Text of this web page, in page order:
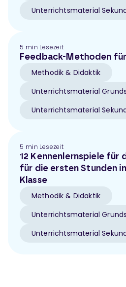
Unterrichtsmaterial
5 min Lesezeit
Feedback-Methoden
Methodik & Didaktik
Unterrichtsmaterial
Unterrichtsmaterial
5 min Lesezeit
12 Kennenlernspiele für
für die ersten Stunden
Klasse
Methodik & Didaktik
Unterrichtsmaterial
Unterrichtsmaterial